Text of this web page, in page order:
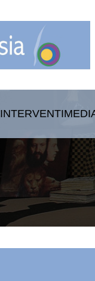
INTERVENTI